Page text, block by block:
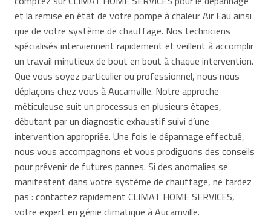
et la remise en état de votre pompe à chaleur Air Eau ainsi
que de votre système de chauffage. Nos techniciens
spécialisés interviennent rapidement et veillent à accomplir
un travail minutieux de bout en bout à chaque intervention.
Que vous soyez particulier ou professionnel, nous nous
déplaçons chez vous à Aucamville. Notre approche
méticuleuse suit un processus en plusieurs étapes,
débutant par un diagnostic exhaustif suivi d’une
intervention appropriée. Une fois le dépannage effectué,
nous vous accompagnons et vous prodiguons des conseils
pour prévenir de futures pannes. Si des anomalies se
manifestent dans votre système de chauffage, ne tardez
pas : contactez rapidement CLIMAT HOME SERVICES,
votre expert en génie climatique à Aucamville.